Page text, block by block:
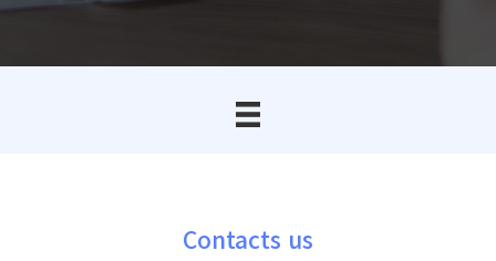
Contacts us